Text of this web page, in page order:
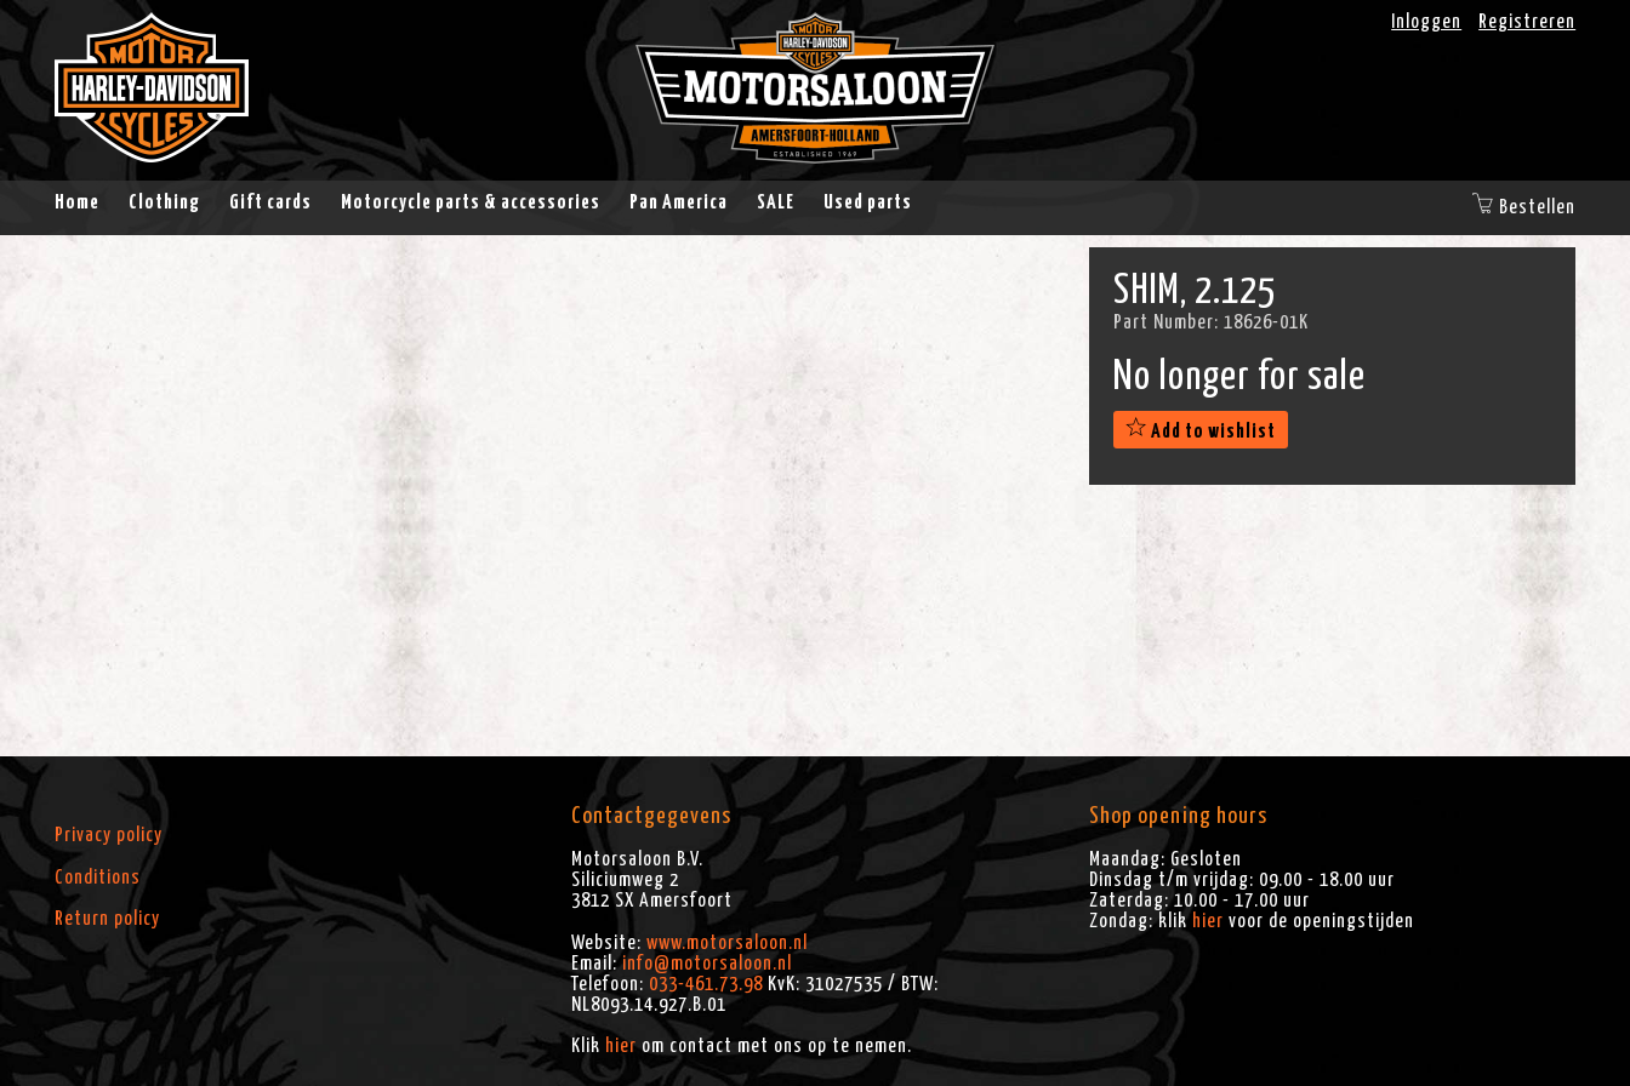
Inloggen Registreren
Home Clothing Gift cards Motorcycle parts & accessories Pan America SALE Used parts Bestellen
SHIM, 2.125
Part Number: 18626-01K
No longer for sale
Add to wishlist
Privacy policy
Conditions
Return policy
Contactgegevens
Motorsaloon B.V.
Siliciumweg 2
3812 SX Amersfoort
Website:www.motorsaloon.nl
Email:info@motorsaloon.nl
Telefoon: 033-461.73.98 KvK: 31027535 / BTW:
NL8093.14.927.B.01
Klik hierom contact met ons op te nemen.
Shop opening hours
Maandag: Gesloten
Dinsdag t/m vrijdag: 09.00 - 18.00 uur
Zaterdag: 10.00 - 17.00 uur
Zondag: klik hier voor de openingstijden